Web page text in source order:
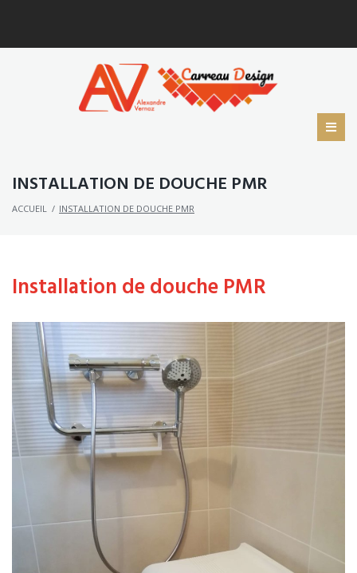
INSTALLATION DE DOUCHE PMR
ACCUEIL / INSTALLATION DE DOUCHE PMR
Installation de douche PMR